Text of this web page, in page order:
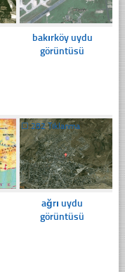
bakırköy uydu
görüntüsü
☐282 Tıklanma
ağrı uydu
görüntüsü